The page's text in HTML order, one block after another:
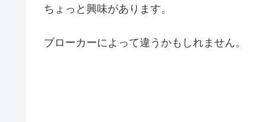
ちょっと興味があります。
ブローカーによって違うかもしれません。